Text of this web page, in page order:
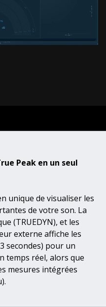
Peak en un seul
unique de visualiser les
de votre son. La
(TRUEDYN), et les
externe affiche les
secondes) pour un
temps réel, alors que
mesures intégrées